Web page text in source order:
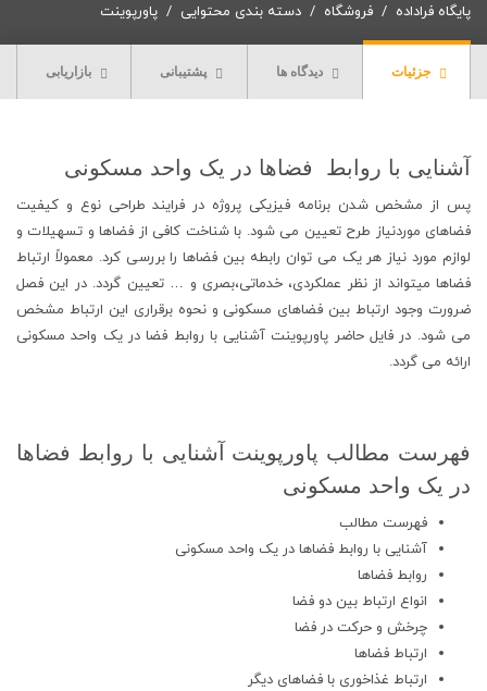
مسکونی
پایگاه فراداده فروشگاه دسته بندی محتوایی پاورپوینت
جزئیات دیدگاه ها پشتیبانی بازاریابی
آشنایی با روابط فضاها در یک واحد مسکونی
پس از مشخص شدن برنامه فیزیکی پروژه در فرایند طراحی نوع و کیفیت
فضاهای موردنیاز طرح تعیین می شود. با شناخت کافی از فضاها و تسهیلات و
لوازم مورد نیاز هر یک می توان رابطه بین فضاها را بررسی کرد. معمولاً ارتباط
فضاها میتواند از نظر عملکردی، خدماتی،بصری و … تعیین گردد. در این فصل
ضرورت وجود ارتباط بین فضاهای مسکونی و نحوه برقراری این ارتباط مشخص
می شود. در فایل حاضر پاورپوینت آشنایی با روابط فضا در یک واحد مسکونی
ارائه می گردد.
فهرست مطالب پاورپوینت آشنایی با روابط فضاها
در یک واحد مسکونی
فهرست مطالب
آشنایی با روابط فضاها در یک واحد مسکونی
روابط فضاها
انواع ارتباط بین دو فضا
چرخش و حرکت در فضا
ارتباط فضاها
ارتباط غذاخوری با فضاهای دیگر